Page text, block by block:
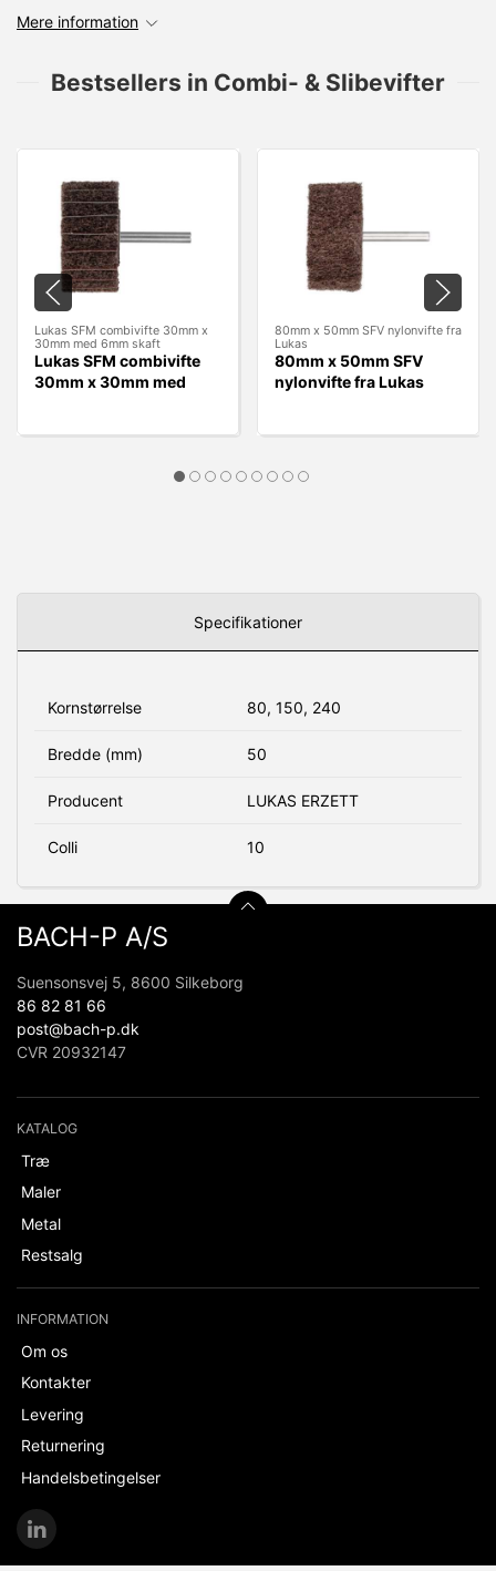
Mere information
Bestsellers in Combi- & Slibevifter
Lukas SFM combivifte 30mm x
30mm med 6mm skaft
Lukas SFM combivifte
30mm x 30mm med
80mm x 50mm SFV nylonvifte fra
Lukas
80mm x 50mm SFV
nylonvifte fra Lukas
Specifikationer
Kornstørrelse 80, 150, 240
Bredde (mm) 50
Producent LUKAS ERZETT
Colli 10
BACH-P A/S
Suensonsvej 5, 8600 Silkeborg
86 82 81 66
post@bach-p.dk
CVR 20932147
KATALOG
Træ
Maler
Metal
Restsalg
INFORMATION
Om os
Kontakter
Levering
Returnering
Handelsbetingelser